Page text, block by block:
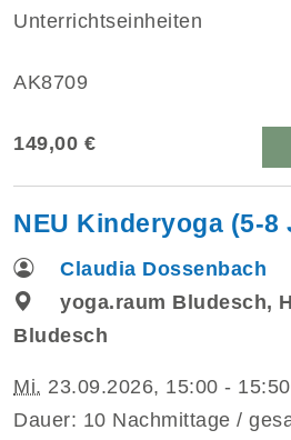
Unterrichtseinheiten
AK8709
149,00 €
NEU Kinderyoga (5-8
Claudia Dossenbach
yoga.raum Bludesch,
Bludesch
Mi. 23.09.2026, 15:00 -
Dauer: 10 Nachmittage /